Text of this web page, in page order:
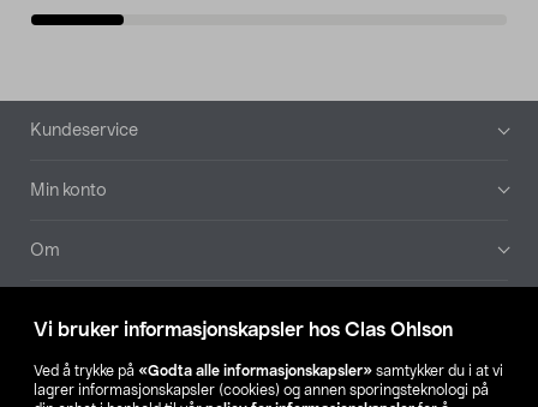
Vi bruker informasjonskapsler hos Clas Ohlson
Ved å trykke på «Godta alle informasjonskapsler» samtykker du i at vi
lagrer informasjonskapsler (cookies) og annen sporingsteknologi på
Bunntekst
Kundeservice
Min konto
Om
Våre selskaper